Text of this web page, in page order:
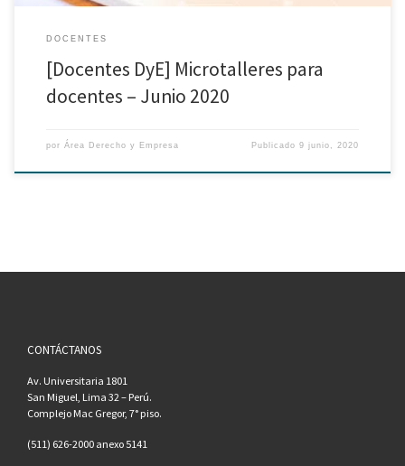
DOCENTES
[Docentes DyE] Microtalleres para
docentes – Junio 2020
por Área Derecho y Empresa Publicado9 junio, 2020
CONTÁCTANOS
Av. Universitaria 1801
San Miguel, Lima 32 – Perú.
Complejo Mac Gregor, 7° piso.
(511) 626-2000 anexo 5141